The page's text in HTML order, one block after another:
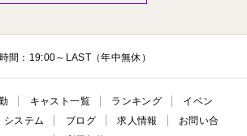
間：19:00～LAST（年中無休）
キャスト一覧 ランキング
イベン
システム ブログ 求人情報
お問い合